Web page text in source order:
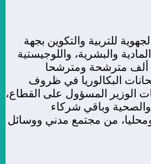
للتربية والتكوين بجهة
والبشرية، واللوجيستية
،والتحسيسية، لاستقبال أزيد من 59 ألف مترشحة ومترشحا
البكالوريا في ظروف
الوزير المسؤول على القطاع،
والصحية وباقي شركاء
ومحليا، من مجتمع مدني ووسائل